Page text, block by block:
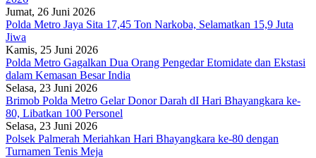
Jumat, 26 Juni 2026
Polda Metro Jaya Sita 17,45 Ton Narkoba, Selamatkan 15,9 Juta
Jiwa
Kamis, 25 Juni 2026
Polda Metro Gagalkan Dua Orang Pengedar Etomidate dan Ekstasi
dalam Kemasan Besar India
Selasa, 23 Juni 2026
Brimob Polda Metro Gelar Donor Darah dI Hari Bhayangkara ke-
80, Libatkan 100 Personel
Selasa, 23 Juni 2026
Polsek Palmerah Meriahkan Hari Bhayangkara ke-80 dengan
Turnamen Tenis Meja